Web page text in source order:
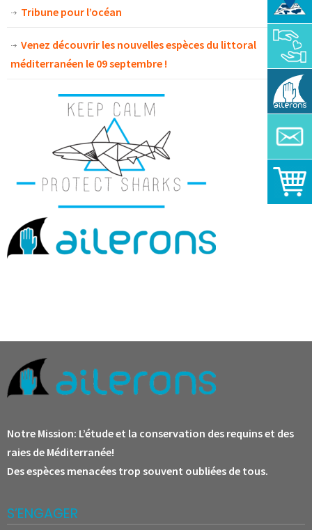
Tribune pour l’océan
Venez découvrir les nouvelles espèces du littoral
méditerranéen le 09 septembre !
Notre Mission: L’étude et la conservation des requins et des
raies de Méditerranée!
Des espèces menacées trop souvent oubliées de tous.
S’ENGAGER